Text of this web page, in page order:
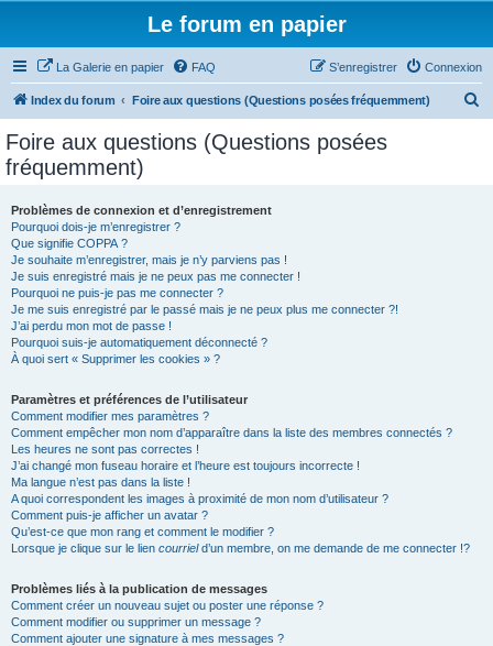
Le forum en papier
La Galerie en papier FAQ Connexion
S’enregistrer
Index du forum Foire aux questions (Questions posées fréquemment)
Foire aux questions (Questions posées
fréquemment)
Problèmes de connexion et d’enregistrement
Pourquoi dois-je m’enregistrer ?
Que signifie COPPA ?
Je souhaite m’enregistrer, mais je n’y parviens pas !
Je suis enregistré mais je ne peux pas me connecter !
Pourquoi ne puis-je pas me connecter ?
Je me suis enregistré par le passé mais je ne peux plus me connecter ?!
J’ai perdu mon mot de passe !
Pourquoi suis-je automatiquement déconnecté ?
À quoi sert « Supprimer les cookies » ?
Paramètres et préférences de l’utilisateur
Comment modifier mes paramètres ?
Comment empêcher mon nom d’apparaître dans la liste des membres connectés ?
Les heures ne sont pas correctes !
J’ai changé mon fuseau horaire et l’heure est toujours incorrecte !
Ma langue n’est pas dans la liste !
A quoi correspondent les images à proximité de mon nom d’utilisateur ?
Comment puis-je afficher un avatar ?
Qu’est-ce que mon rang et comment le modifier ?
Lorsque je clique sur le lien courrield’un membre, on me demande de me connecter !?
Problèmes liés à la publication de messages
Comment créer un nouveau sujet ou poster une réponse ?
Comment modifier ou supprimer un message ?
Comment ajouter une signature à mes messages ?